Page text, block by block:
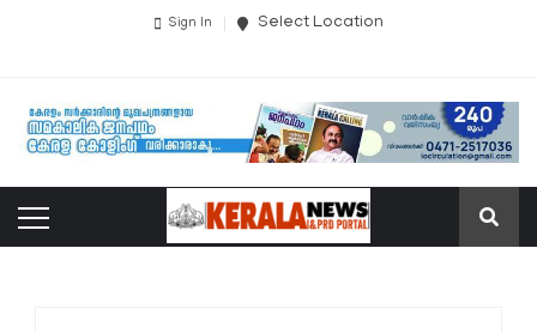
Sign In Select Location